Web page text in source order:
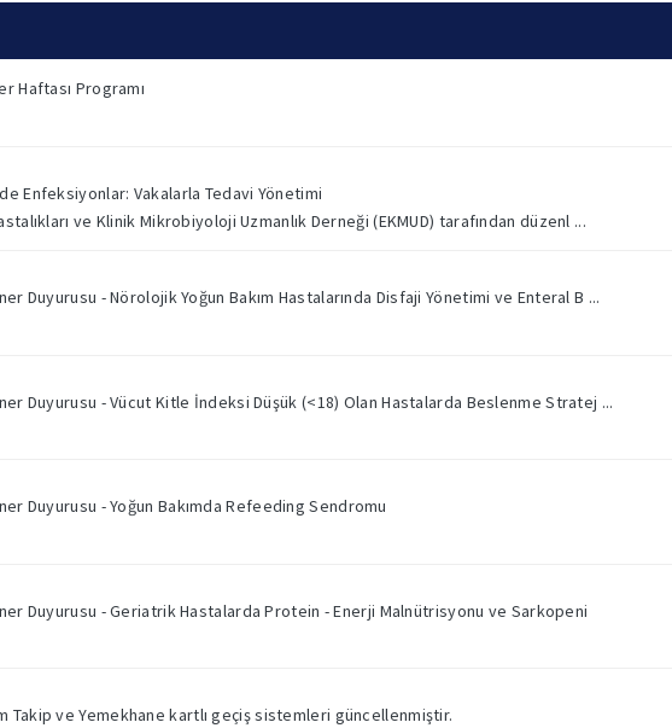
Haftası Programı
Enfeksiyonlar: Vakalarla Tedavi Yönetimi
ve Klinik Mikrobiyoloji Uzmanlık Derneği (EKMUD) tarafından düzenl ...
Duyurusu - Nörolojik Yoğun Bakım Hastalarında Disfaji Yönetimi ve Enteral B ...
Duyurusu - Vücut Kitle İndeksi Düşük (<18) Olan Hastalarda Beslenme Stratej ...
Duyurusu - Yoğun Bakımda Refeeding Sendromu
Duyurusu - Geriatrik Hastalarda Protein - Enerji Malnütrisyonu ve Sarkopeni
Takip ve Yemekhane kartlı geçiş sistemleri güncellenmiştir.